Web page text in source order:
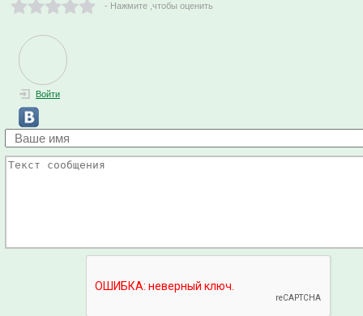
- Нажмите ,чтобы оценить
Войти